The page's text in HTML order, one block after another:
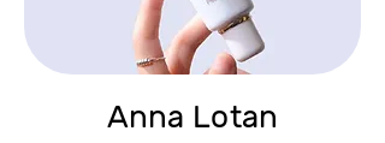
Anna Lotan